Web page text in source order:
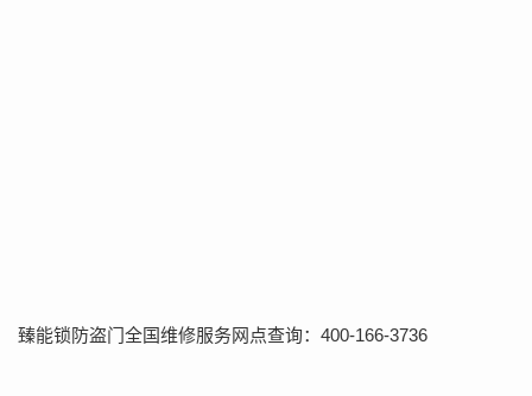
臻能锁防盗门全国维修服务网点查询：400-166-3736